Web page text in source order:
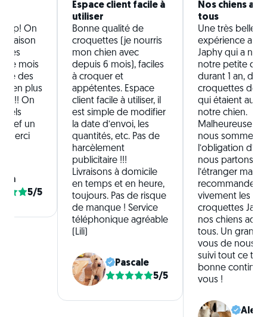
Top! On
des
mois
des
en plus
On
bref un
Merci
5/5
Espace client facile à
utiliser
Bonne qualité de
croquettes (je nourris
mon chien avec
depuis 6 mois), faciles
à croquer et
appétentes. Espace
client facile à utiliser, il
est simple de modifier
la date d’envoi, les
quantités, etc. Pas de
harcèlement
publicitaire !!!
Livraisons à domicile
en temps et en heure,
toujours. Pas de risque
de manque ! Service
téléphonique agréable
(Lili)
Pascale
5/5
Nos chiens
tous
Une très belle
expérience
Japhy qui a
notre petite
durant 1 an, des
croquettes de
qui étaient au
notre chien.
nous sommes
l’obligation
nous partons
l’étranger mais
recommande
vivement les
croquettes
nos chiens
tous. Un grand
vous de nous
suivi tout ce
bonne
vous !
Alex